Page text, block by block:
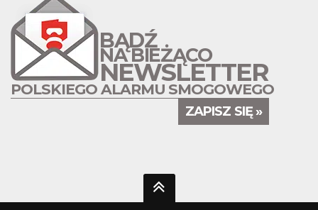
BĄDŹ
NA BIEŻĄCO
NEWSLETTER
POLSKIEGO ALARMU SMOGOWEGO
ZAPISZ SIĘ »